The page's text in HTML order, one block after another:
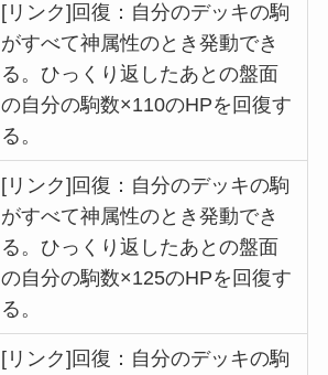
[リンク]回復：自分のデッキの駒
がすべて神属性のとき発動でき
る。ひっくり返したあとの盤面
の自分の駒数×110のHPを回復す
る。
[リンク]回復：自分のデッキの駒
がすべて神属性のとき発動でき
る。ひっくり返したあとの盤面
の自分の駒数×125のHPを回復す
る。
[リンク]回復：自分のデッキの駒